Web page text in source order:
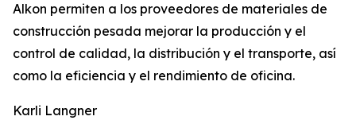
Alkon permiten a los proveedores de materiales de
construcción pesada mejorar la producción y el
control de calidad, la distribución y el transporte, así
como la eficiencia y el rendimiento de oficina.
Karli Langner